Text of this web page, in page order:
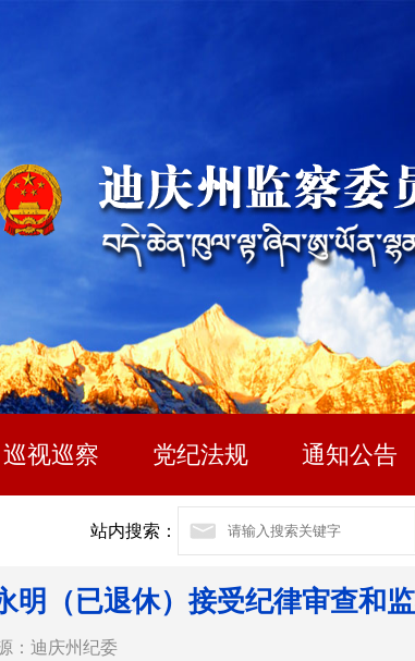
巡视巡察 党纪法规 通知公告
站内搜索：
明（已退休）接受纪律审查和
：迪庆州纪委